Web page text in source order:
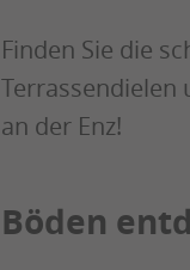
Finden Sie die
Terrassendielen
an der Enz!
Böden